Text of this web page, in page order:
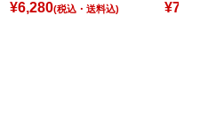
¥6,280(税込) ¥7,480